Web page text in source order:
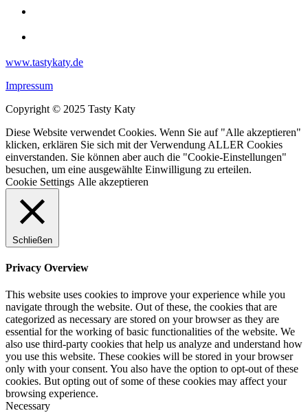
www.tastykaty.de
Impressum
Copyright © 2025 Tasty Katy
Diese Website verwendet Cookies. Wenn Sie auf "Alle akzeptieren"
klicken, erklären Sie sich mit der Verwendung ALLER Cookies
einverstanden. Sie können aber auch die "Cookie-Einstellungen"
besuchen, um eine ausgewählte Einwilligung zu erteilen.
Cookie Settings Alle akzeptieren
Schließen
Privacy Overview
This website uses cookies to improve your experience while you
navigate through the website. Out of these, the cookies that are
categorized as necessary are stored on your browser as they are
essential for the working of basic functionalities of the website. We
also use third-party cookies that help us analyze and understand how
you use this website. These cookies will be stored in your browser
only with your consent. You also have the option to opt-out of these
cookies. But opting out of some of these cookies may affect your
browsing experience.
Necessary